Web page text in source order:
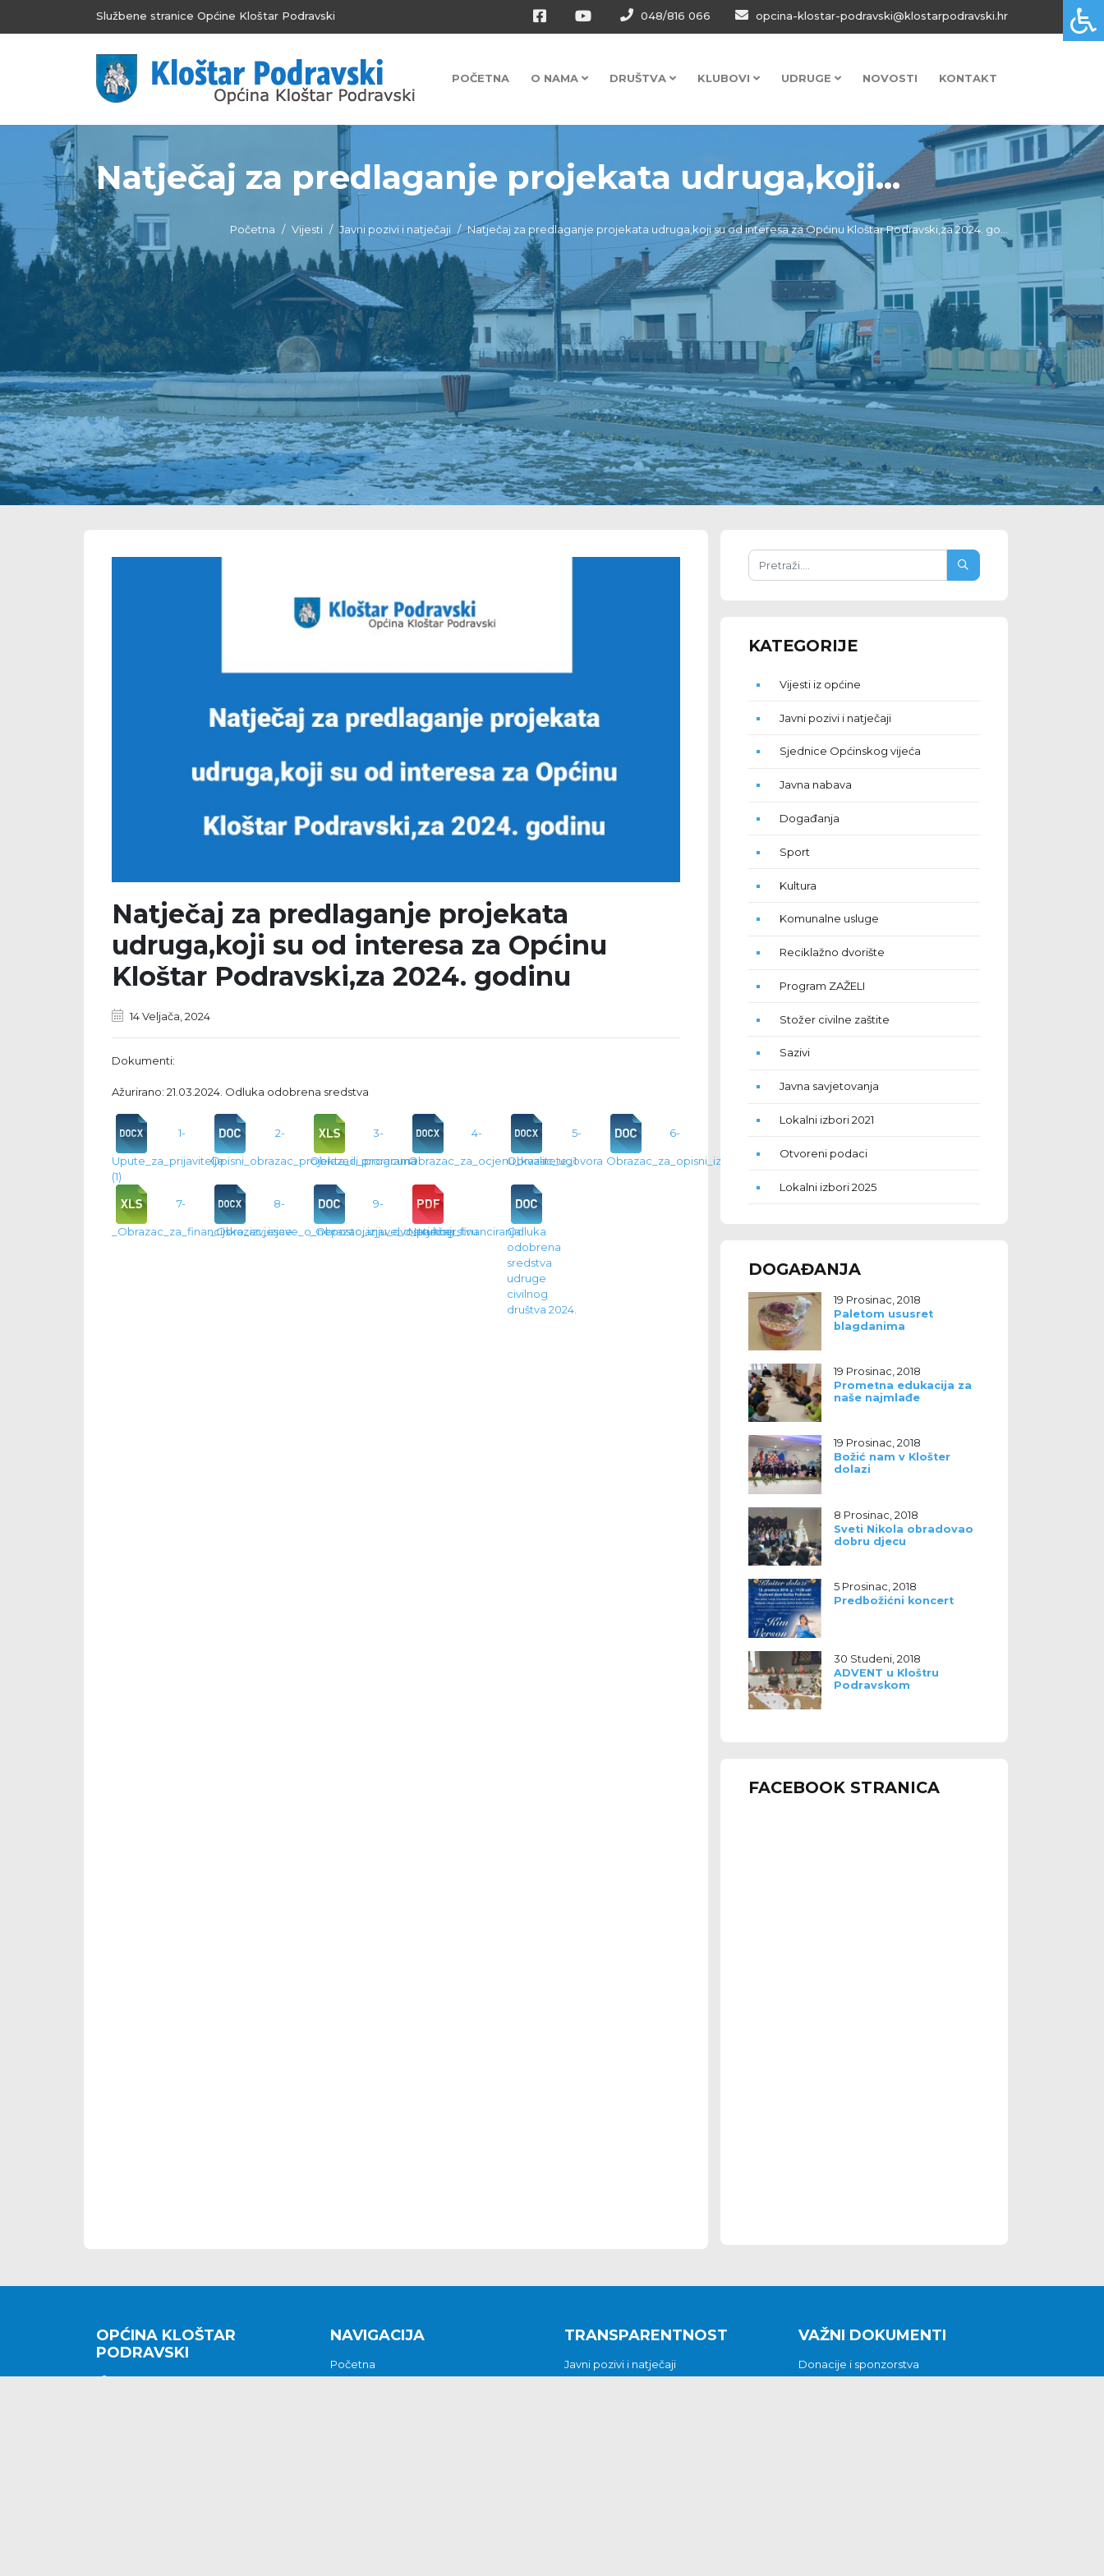
Službene stranice Općine Kloštar Podravski 048/816 066 opcina-klostar-podravski@klostarpodravski.hr
POČETNA O NAMA DRUŠTVA KLUBOVI UDRUGE NOVOSTI KONTAKT
Natječaj za predlaganje projekata udruga,koji...
Početna Vijesti Javni pozivi i natječaji Natječaj za predlaganje projekata udruga,koji su od interesa za Općinu Kloštar Podravski,za 2024. go...
Natječaj za predlaganje projekata
udruga,koji su od interesa za Općinu
Kloštar Podravski,za 2024. godinu
14 Veljača, 2024
Dokumenti:
Ažurirano: 21.03.2024. Odluka odobrena sredstva
1-
Upute_za_prijavitelje
(1)
2-
Opisni_obrazac_projekta_ili_programa
3-
Obrazac_proracuna
4-
Obrazac_za_ocjenu_kvalitete_1
5-
Obrazac_ugovora
6-
Obrazac_za_opisni_izvjestaj
7-
_Obrazac_za_financijsko_izvjesce
8-
_Obrazac_izjave_o_nepostojanju_dvostrukog_financiranja
9-
_Obrazac_izjave_o_partnerstvu
Natječaj
Odluka
odobrena
sredstva
udruge
civilnog
društva 2024.
KATEGORIJE
Vijesti iz općine
Javni pozivi i natječaji
Sjednice Općinskog vijeća
Javna nabava
Događanja
Sport
Kultura
Komunalne usluge
Reciklažno dvorište
Program ZAŽELI
Stožer civilne zaštite
Sazivi
Javna savjetovanja
Lokalni izbori 2021
Otvoreni podaci
Lokalni izbori 2025
DOGAĐANJA
19 Prosinac, 2018
Paletom ususret
blagdanima
19 Prosinac, 2018
Prometna edukacija za
naše najmlađe
19 Prosinac, 2018
Božić nam v Klošter
dolazi
8 Prosinac, 2018
Sveti Nikola obradovao
dobru djecu
5 Prosinac, 2018
Predbožićni koncert
30 Studeni, 2018
ADVENT u Kloštru
Podravskom
FACEBOOK STRANICA
OPĆINA KLOŠTAR
PODRAVSKI
NAVIGACIJA
Početna
TRANSPARENTNOST
Javni pozivi i natječaji
VAŽNI DOKUMENTI
Donacije i sponzorstva